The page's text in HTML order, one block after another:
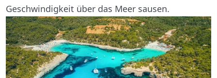
Geschwindigkeit über das Meer sausen.